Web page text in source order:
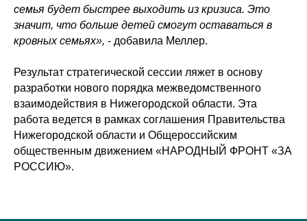
семья будет быстрее выходить из кризиса. Это
значит, что больше детей смогут оставаться в
кровных семьях», - добавила Меллер.
Результат стратегической сессии ляжет в основу
разработки нового порядка межведомственного
взаимодействия в Нижегородской области. Эта
работа ведется в рамках соглашения Правительства
Нижегородской области и Общероссийским
общественным движением «НАРОДНЫЙ ФРОНТ «ЗА
РОССИЮ».